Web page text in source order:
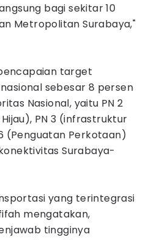
bagi sekitar 10
Metropolitan Surabaya,"
target
sebesar 8 persen
Nasional, yaitu PN 2
PN 3 (infrastruktur
(Penguatan Perkotaan)
Surabaya-
yang terintegrasi
mengatakan,
tingginya